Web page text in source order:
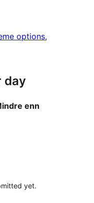
options
day
enn
yet.